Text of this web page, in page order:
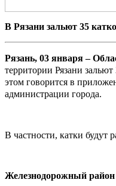
В Рязани зальют 35
Рязань, 03 января –
территории Рязани
этом говорится в
администрации города.
В частности, катки будут
Железнодорожный район